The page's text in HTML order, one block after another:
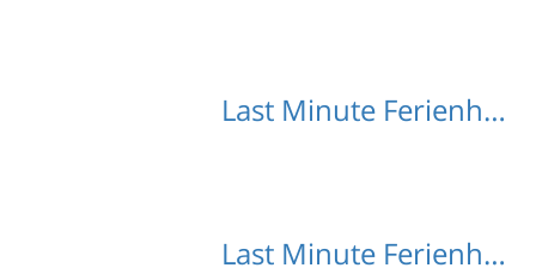
Last Minute Ferienhäuser Posern
Last Minute Ferienhäuser Mayrhofen